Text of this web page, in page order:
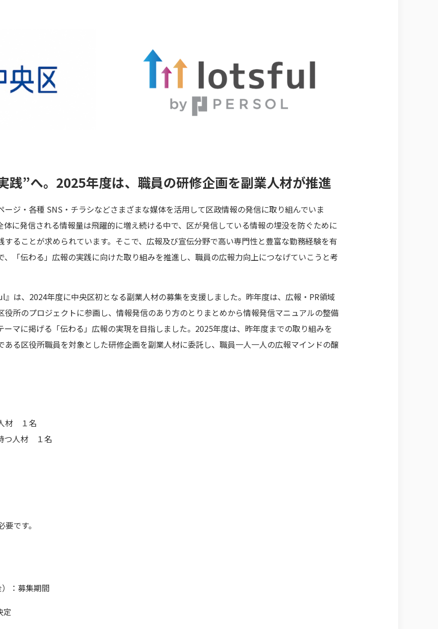
践”へ。2025年度は、職員の研修企画を副業人材が推進
ジ・各種 SNS・チラシなどさまざまな媒体を活用して区政情報の発信に取り組んでいま
に発信される情報量は飛躍的に増え続ける中で、区が発信している情報の埋没を防ぐために
ることが求められています。そこで、広報及び宣伝分野で高い専門性と豊富な勤務経験を有
「伝わる」広報の実践に向けた取り組みを推進し、職員の広報力向上につなげていこうと考
は、2024年度に中央区初となる副業人材の募集を支援しました。昨年度は、広報・PR領域
役所のプロジェクトに参画し、情報発信のあり方のとりまとめから情報発信マニュアルの整備
ーマに掲げる「伝わる」広報の実現を目指しました。2025年度は、昨年度までの取り組みを
ある区役所職員を対象とした研修企画を副業人材に委託し、職員一人一人の広報マインドの醸
材 １名
つ人材 １名
です。
：募集期間
定